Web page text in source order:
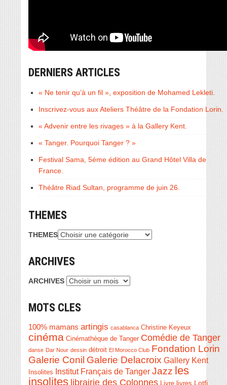
DERNIERS ARTICLES
« Ne tenir qu’à un fil », exposition de Mohamed Lekleti.
Inscrivez-vous aux Ateliers Théâtre de la Fondation Lorin.
« Advenir entre les rivages » à la Gallery Kent.
« Tanger. Pourquoi Tanger ? »
Festival Sama, 5éme édition au Grand Hôtel Villa de
France.
Théâtre Riad Sultan, programme de juin 26.
THEMES
THEMES
ARCHIVES
ARCHIVES
MOTS CLES
100% mamans artingis casablanca Christine Keyeux
cinéma Cinémathèque de Tanger Comédie de Tanger
danse Dar Nour dessin détroit El Morocco Club Fondation Lorin
Galerie Conil Galerie Delacroix Gallery Kent
Insolites Institut Français de Tanger Jazz les
insolites librairie des Colonnes Livre livres Lotfi